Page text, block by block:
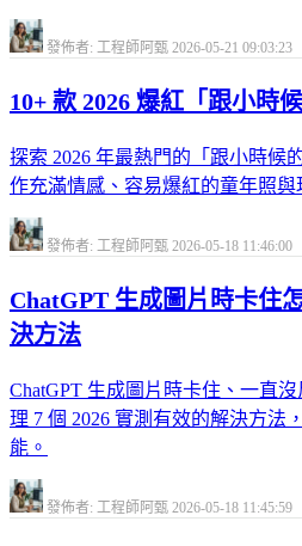
發佈者: 工程師阿甄 2026-05-21 09:03:23
10+ 款 2026 爆紅「跟小時
探索 2026 年最熱門的「跟小時候
作充滿情感、容易爆紅的童年照與
發佈者: 工程師阿甄 2026-05-18 11:46:00
ChatGPT 生成圖片時卡住
決方法
ChatGPT 生成圖片時卡住、一直
理 7 個 2026 實測有效的解決方法
能。
發佈者: 工程師阿甄 2026-05-18 11:45:59